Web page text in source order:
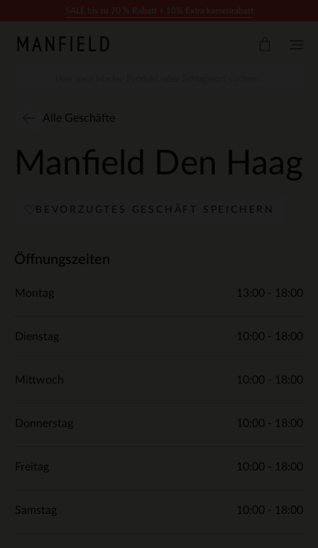
Alle Geschäfte
Manfield Den Haag
BEVORZUGTES GESCHÄFT SPEICHERN
Öffnungszeiten
Montag 13:00 - 18:00
Dienstag 10:00 - 18:00
Mittwoch 10:00 - 18:00
Donnerstag 10:00 - 18:00
Freitag 10:00 - 18:00
Samstag 10:00 - 18:00